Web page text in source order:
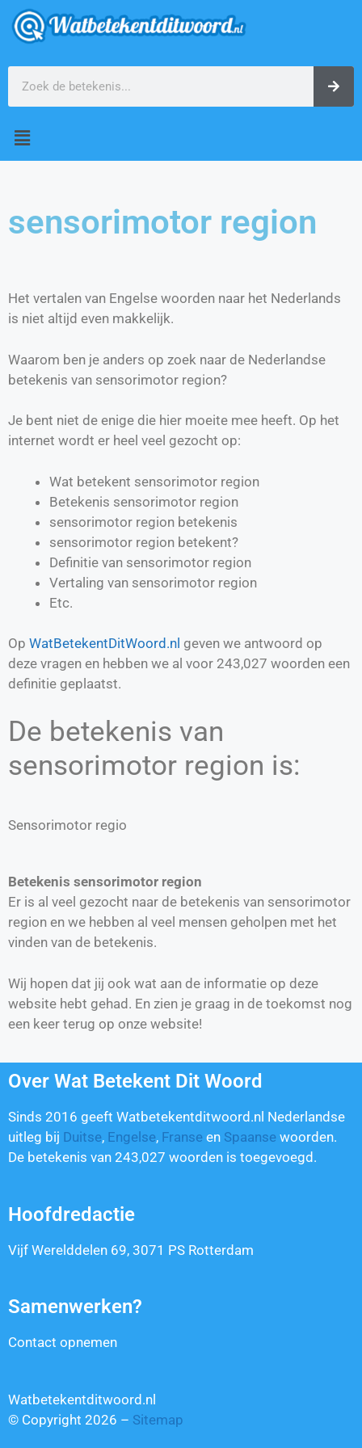
sensorimotor region
Het vertalen van Engelse woorden naar het Nederlands
is niet altijd even makkelijk.
Waarom ben je anders op zoek naar de Nederlandse
betekenis van sensorimotor region?
Je bent niet de enige die hier moeite mee heeft. Op het
internet wordt er heel veel gezocht op:
Wat betekent sensorimotor region
Betekenis sensorimotor region
sensorimotor region betekenis
sensorimotor region betekent?
Definitie van sensorimotor region
Vertaling van sensorimotor region
Etc.
Op WatBetekentDitWoord.nl geven we antwoord op
deze vragen en hebben we al voor 243,027 woorden een
definitie geplaatst.
De betekenis van
sensorimotor region is:
Sensorimotor regio
Betekenis sensorimotor region
Er is al veel gezocht naar de betekenis van sensorimotor
region en we hebben al veel mensen geholpen met het
vinden van de betekenis.
Wij hopen dat jij ook wat aan de informatie op deze
website hebt gehad. En zien je graag in de toekomst nog
een keer terug op onze website!
Over Wat Betekent Dit Woord
Sinds 2016 geeft Watbetekentditwoord.nl Nederlandse
uitleg bij Duitse, Engelse, Franse en Spaanse woorden.
De betekenis van 243,027 woorden is toegevoegd.
Hoofdredactie
Vijf Werelddelen 69, 3071 PS Rotterdam
Samenwerken?
Contact opnemen
Watbetekentditwoord.nl
© Copyright 2026 – Sitemap